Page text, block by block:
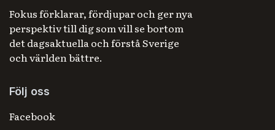
Fokus förklarar, fördjupar och ger nya
perspektiv till dig som vill se bortom
det dagsaktuella och förstå Sverige
och världen bättre.
Följ oss
Facebook